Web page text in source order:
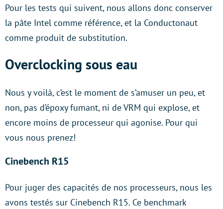
Pour les tests qui suivent, nous allons donc conserver
la pâte Intel comme référence, et la Conductonaut
comme produit de substitution.
Overclocking sous eau
Nous y voilà, c’est le moment de s’amuser un peu, et
non, pas d’époxy fumant, ni de VRM qui explose, et
encore moins de processeur qui agonise. Pour qui
vous nous prenez!
Cinebench R15
Pour juger des capacités de nos processeurs, nous les
avons testés sur Cinebench R15. Ce benchmark